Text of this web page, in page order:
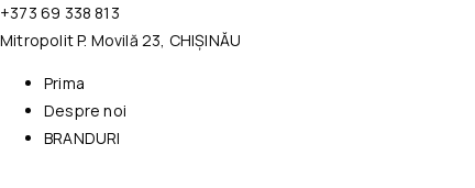
+373 69 338 813
Mitropolit P. Movilă 23, CHIȘINĂU
Prima
Despre noi
BRANDURI